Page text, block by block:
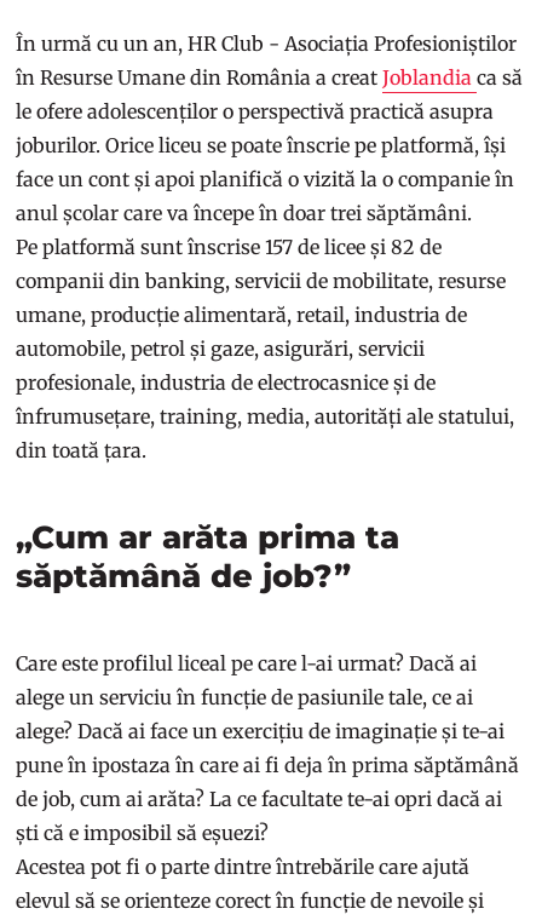
În urmă cu un an, HR Club - Asociația Profesioniștilor
în Resurse Umane din România a creatJoblandiaca să
le ofere adolescenților o perspectivă practică asupra
joburilor. Orice liceu se poate înscrie pe platformă, își
face un cont și apoi planifică o vizită la o companie în
anul școlar care va începe în doar trei săptămâni.
Pe platformă sunt înscrise 157 de licee și 82 de
companii din banking, servicii de mobilitate, resurse
umane, producție alimentară, retail, industria de
automobile, petrol și gaze, asigurări, servicii
profesionale, industria de electrocasnice și de
înfrumusețare, training, media, autorități ale statului,
din toată țara.
„Cum ar arăta prima ta
săptămână de job?”
Care este profilul liceal pe care l-ai urmat? Dacă ai
alege un serviciu în funcție de pasiunile tale, ce ai
alege? Dacă ai face un exercițiu de imaginație și te-ai
pune în ipostaza în care ai fi deja în prima săptămână
de job, cum ai arăta? La ce facultate te-ai opri dacă ai
ști că e imposibil să eșuezi?
Acestea pot fi o parte dintre întrebările care ajută
elevul să se orienteze corect în funcție de nevoile și